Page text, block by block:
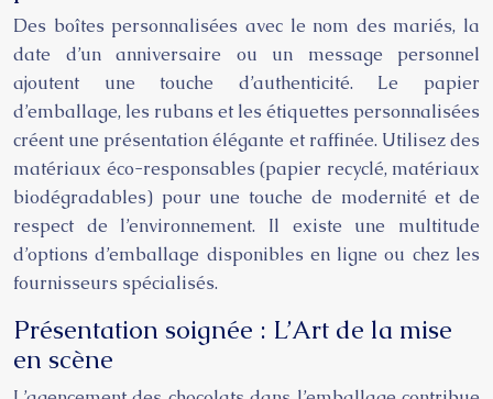
Des boîtes personnalisées avec le nom des mariés, la
date d’un anniversaire ou un message personnel
ajoutent une touche d’authenticité. Le papier
d’emballage, les rubans et les étiquettes personnalisées
créent une présentation élégante et raffinée. Utilisez des
matériaux éco-responsables (papier recyclé, matériaux
biodégradables) pour une touche de modernité et de
respect de l’environnement. Il existe une multitude
d’options d’emballage disponibles en ligne ou chez les
fournisseurs spécialisés.
Présentation soignée : L’Art de la mise
en scène